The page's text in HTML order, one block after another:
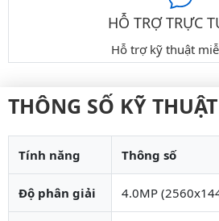
HỖ TRỢ TRỰC
Hỗ trợ kỹ thuật
THÔNG SỐ KỸ THUẬT
Tính năng Thông số
Độ phân giải 4.0MP